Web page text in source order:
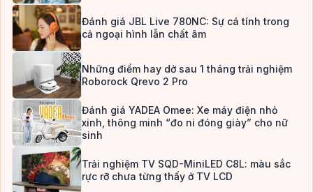
Đánh giá JBL Live 780NC: Sự cá tính trong
cả ngoại hình lẫn chất âm
Những điểm hay dở sau 1 tháng trải nghiệm
Roborock Qrevo 2 Pro
Đánh giá YADEA Omee: Xe máy điện nhỏ
xinh, thông minh “đo ni đóng giày” cho nữ
sinh
Trải nghiệm TV SQD-MiniLED C8L: màu sắc
rực rỡ chưa từng thấy ở TV LCD